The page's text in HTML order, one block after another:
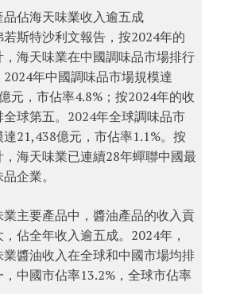
品佔海天味業收入逾五成
若斯特沙利文報告，按2024年的
，海天味業在中國調味品市場排行
2024年中國調味品市場規模達
元，市佔率4.8%；按2024年的收
全球第五。2024年全球調味品市
達21,438億元，市佔率1.1%。按
，海天味業已連續28年蟬聯中國最
企業。
業主要產品中，醬油產品的收入貢
佔全年收入逾五成。2024年，
業醬油收入在全球和中國市場均排
，中國市佔率13.2%，全球市佔率